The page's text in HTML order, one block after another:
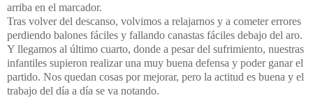
arriba en el marcador.
Tras volver del descanso, volvimos a relajarnos y a cometer errores
perdiendo balones fáciles y fallando canastas fáciles debajo del aro.
Y llegamos al último cuarto, donde a pesar del sufrimiento, nuestras
infantiles supieron realizar una muy buena defensa y poder ganar el
partido. Nos quedan cosas por mejorar, pero la actitud es buena y el
trabajo del día a día se va notando.